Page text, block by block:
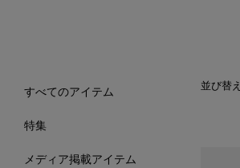
すべてのアイテム
特集
メディア掲載アイテム
並び替え